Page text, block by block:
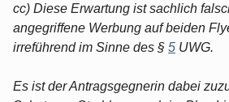
cc) Diese Erwartung ist sachlich
angegriffene Werbung auf beiden
irreführend im Sinne des § 5 UWG.
Es ist der Antragsgegnerin dabei